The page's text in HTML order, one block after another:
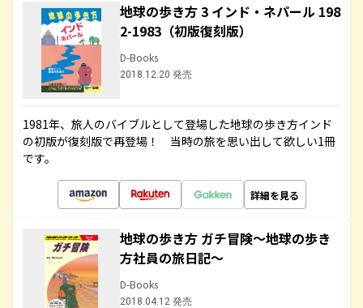
地球の歩き方 3 インド・ネパール 198
2-1983（初版復刻版）
D-Books
2018.12.20 発売
1981年、旅人のバイブルとして登場した地球の歩き方インド
の初版が復刻版で再登場！ 当時の旅を思い出して欲しい1冊
です。
詳細を見る
地球の歩き方 ガチ冒険～地球の歩き
方社員の旅日記～
D-Books
2018.04.12 発売